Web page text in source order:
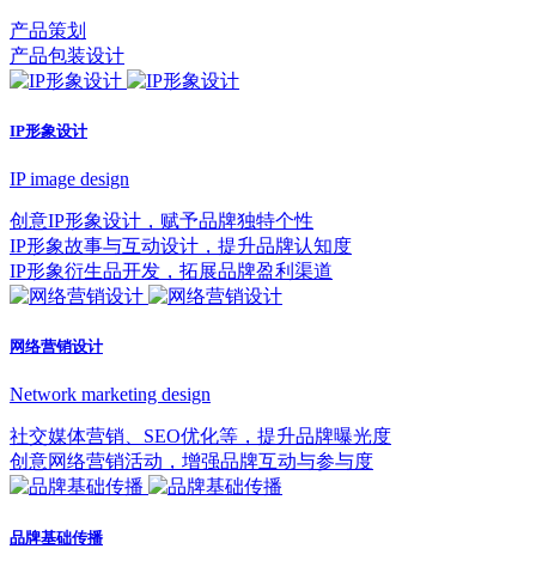
产品策划
产品包装设计
IP形象设计
IP image design
创意IP形象设计，赋予品牌独特个性
IP形象故事与互动设计，提升品牌认知度
IP形象衍生品开发，拓展品牌盈利渠道
网络营销设计
Network marketing design
社交媒体营销、SEO优化等，提升品牌曝光度
创意网络营销活动，增强品牌互动与参与度
品牌基础传播